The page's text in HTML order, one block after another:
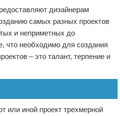
дизайнерам
самых разных проектов
и неприметных до
что необходимо для создания
– это талант, терпение и
или иной проект трехмерной